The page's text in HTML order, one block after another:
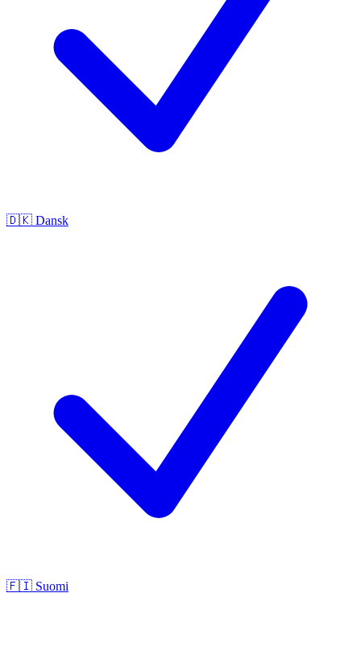
🇩🇰 Dansk
🇫🇮 Suomi